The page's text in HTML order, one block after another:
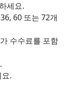
세요.
60 또는 72개
수수료를 포함
.